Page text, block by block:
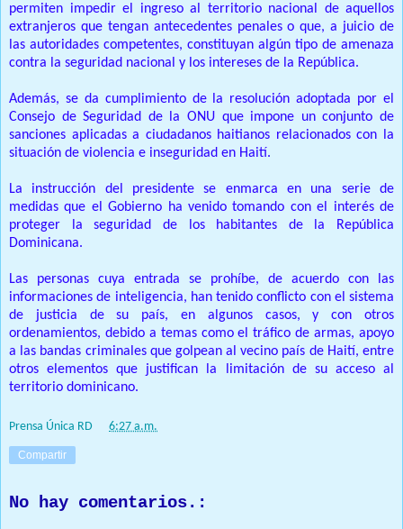
permiten impedir el ingreso al territorio nacional de aquellos
extranjeros que tengan antecedentes penales o que, a juicio de
las autoridades competentes, constituyan algún tipo de amenaza
contra la seguridad nacional y los intereses de la República.
Además, se da cumplimiento de la resolución adoptada por el
Consejo de Seguridad de la ONU que impone un conjunto de
sanciones aplicadas a ciudadanos haitianos relacionados con la
situación de violencia e inseguridad en Haití.
La instrucción del presidente se enmarca en una serie de
medidas que el Gobierno ha venido tomando con el interés de
proteger la seguridad de los habitantes de la República
Dominicana.
Las personas cuya entrada se prohíbe, de acuerdo con las
informaciones de inteligencia, han tenido conflicto con el sistema
de justicia de su país, en algunos casos, y con otros
ordenamientos, debido a temas como el tráfico de armas, apoyo
a las bandas criminales que golpean al vecino país de Haití, entre
otros elementos que justifican la limitación de su acceso al
territorio dominicano.
Prensa Única RD 6:27 a.m.
Compartir
No hay comentarios.: